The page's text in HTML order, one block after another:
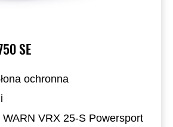
SE
ochronna
VRX 25-S Powersport